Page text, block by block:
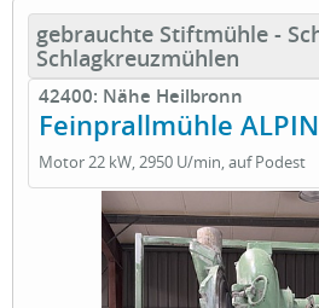
gebrauchte Stiftmühle -
Schlagkreuzmühlen
42400: Nähe Heilbronn
Feinprallmühle
Motor 22 kW, 2950 U/min, auf Podest